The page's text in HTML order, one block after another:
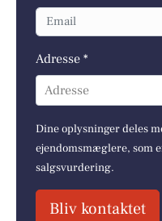
Adresse *
Adresse
Dine oplysninger deles
ejendomsmæglere, som
salgsvurdering.
Bliv kontaktet